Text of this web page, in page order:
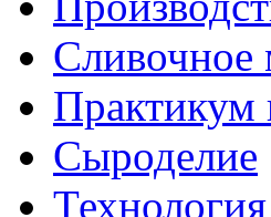
Сливочное
Практикум
Сыроделие